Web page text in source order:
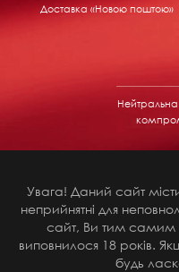
Доставка «Новою поштою»
Нейтральна
Увага! Даний сайт
неприйнятні для
сайт, Ви тим самим
виповнилося 18 років.
будь